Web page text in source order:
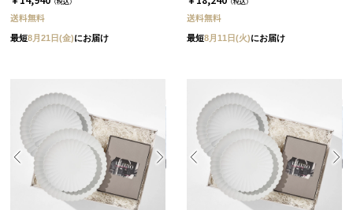
送料無料
最短8月21日(金)にお届け
送料無料
最短8月11日(火)にお届け